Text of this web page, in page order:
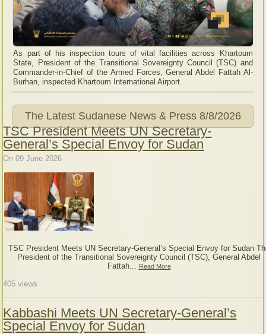
As part of his inspection tours of vital facilities across Khartoum
State, President of the Transitional Sovereignty Council (TSC) and
Commander-in-Chief of the Armed Forces, General Abdel Fattah Al-
Burhan, inspected Khartoum International Airport.
The Latest Sudanese News & Press 8/8/2026
TSC President Meets UN Secretary-
General’s Special Envoy for Sudan
On 09 June 2026
TSC President Meets UN Secretary-General’s Special Envoy for Sudan
President of the Transitional Sovereignty Council (TSC), General Abdel
Fattah...
Read More
405 views
Kabbashi Meets UN Secretary-General’s
Special Envoy for Sudan